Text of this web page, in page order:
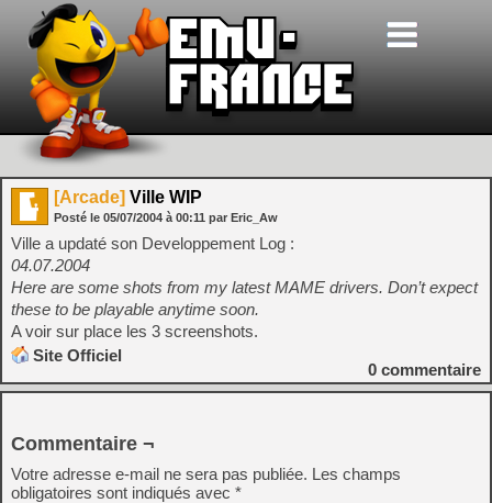
[Arcade] Ville WIP
Posté le 05/07/2004 à 00:11 par Eric_Aw
Ville a updaté son Developpement Log :
04.07.2004
Here are some shots from my latest MAME drivers. Don’t expect
these to be playable anytime soon.
A voir sur place les 3 screenshots.
Site Officiel
0 commentaire
Commentaire ¬
Votre adresse e-mail ne sera pas publiée. Les champs
obligatoires sont indiqués avec *